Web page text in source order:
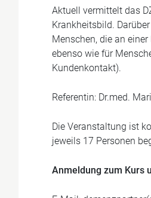
Aktuell vermittelt das
Krankheitsbild.
Menschen, die an
ebenso wie für
Kundenkontakt).
Referentin: Dr.med.
Die Veranstaltung ist
jeweils 17 Personen
Anmeldung zum Kurs